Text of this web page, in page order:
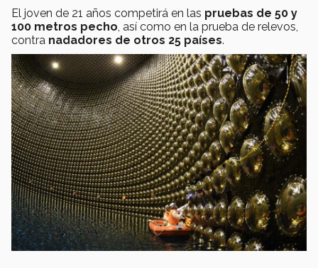
El joven de 21 años competirá en las pruebas de 50 y
100 metros pecho , así como en la prueba de relevos,
contra nadadores de otros 25 países.